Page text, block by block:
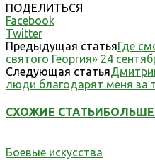
ПОДЕЛИТЬСЯ
Facebook
Twitter
Предыдущая статьяГде
святого Георгия» 24
Следующая статья
люди благодарят меня за
СХОЖИЕ СТАТЬИБОЛЬШЕ
Боевые искусства